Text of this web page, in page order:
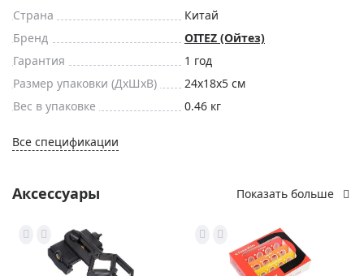
Страна
Китай
Бренд
OITEZ (Ойтез)
Гарантия
1 год
Размер упаковки (ДxШxВ)
24x18x5 см
Вес в упаковке
0.46 кг
Все спецификации
Аксессуары Показать больше